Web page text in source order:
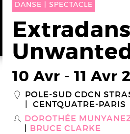
DANSE | SPECTACLE
10 Avr - 11 Avr
_ POLE-SUD CDCN
CENTQUATRE-PARIS
S DOROTHÉE
BRUCE CLARKE